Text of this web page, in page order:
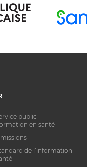
public
en santé
de l’information